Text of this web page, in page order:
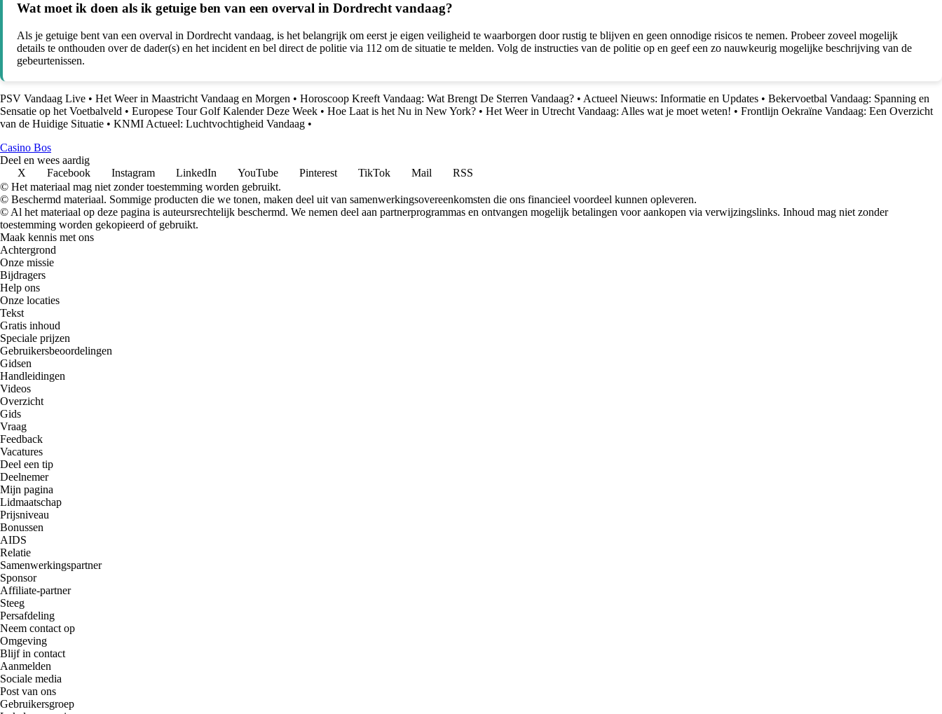
Wat moet ik doen als ik getuige ben van een overval in Dordrecht vandaag?
Als je getuige bent van een overval in Dordrecht vandaag, is het belangrijk om eerst je eigen veiligheid te waarborgen door rustig te blijven en geen onnodige risicos te nemen. Probeer zoveel mogelijk
details te onthouden over de dader(s) en het incident en bel direct de politie via 112 om de situatie te melden. Volg de instructies van de politie op en geef een zo nauwkeurig mogelijke beschrijving van de
gebeurtenissen.
PSV Vandaag Live • Het Weer in Maastricht Vandaag en Morgen • Horoscoop Kreeft Vandaag: Wat Brengt De Sterren Vandaag? • Actueel Nieuws: Informatie en Updates • Bekervoetbal Vandaag: Spanning en
Sensatie op het Voetbalveld • Europese Tour Golf Kalender Deze Week • Hoe Laat is het Nu in New York? • Het Weer in Utrecht Vandaag: Alles wat je moet weten! • Frontlijn Oekraïne Vandaag: Een Overzicht
van de Huidige Situatie • KNMI Actueel: Luchtvochtigheid Vandaag •
Casino Bos
Deel en wees aardig
X
Facebook Instagram LinkedIn YouTube Pinterest TikTok Mail
RSS
© Het materiaal mag niet zonder toestemming worden gebruikt.
© Beschermd materiaal. Sommige producten die we tonen, maken deel uit van samenwerkingsovereenkomsten die ons financieel voordeel kunnen opleveren.
© Al het materiaal op deze pagina is auteursrechtelijk beschermd. We nemen deel aan partnerprogrammas en ontvangen mogelijk betalingen voor aankopen via verwijzingslinks. Inhoud mag niet zonder
toestemming worden gekopieerd of gebruikt.
Maak kennis met ons
Achtergrond
Onze missie
Bijdragers
Help ons
Onze locaties
Tekst
Gratis inhoud
Speciale prijzen
Gebruikersbeoordelingen
Gidsen
Handleidingen
Videos
Overzicht
Gids
Vraag
Feedback
Vacatures
Deel een tip
Deelnemer
Mijn pagina
Lidmaatschap
Prijsniveau
Bonussen
AIDS
Relatie
Samenwerkingspartner
Sponsor
Affiliate-partner
Steeg
Persafdeling
Neem contact op
Omgeving
Blijf in contact
Aanmelden
Sociale media
Post van ons
Gebruikersgroep